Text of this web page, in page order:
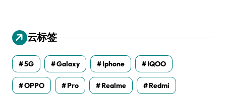
云标签
5G Galaxy Iphone IQOO
OPPO Pro Realme Redmi